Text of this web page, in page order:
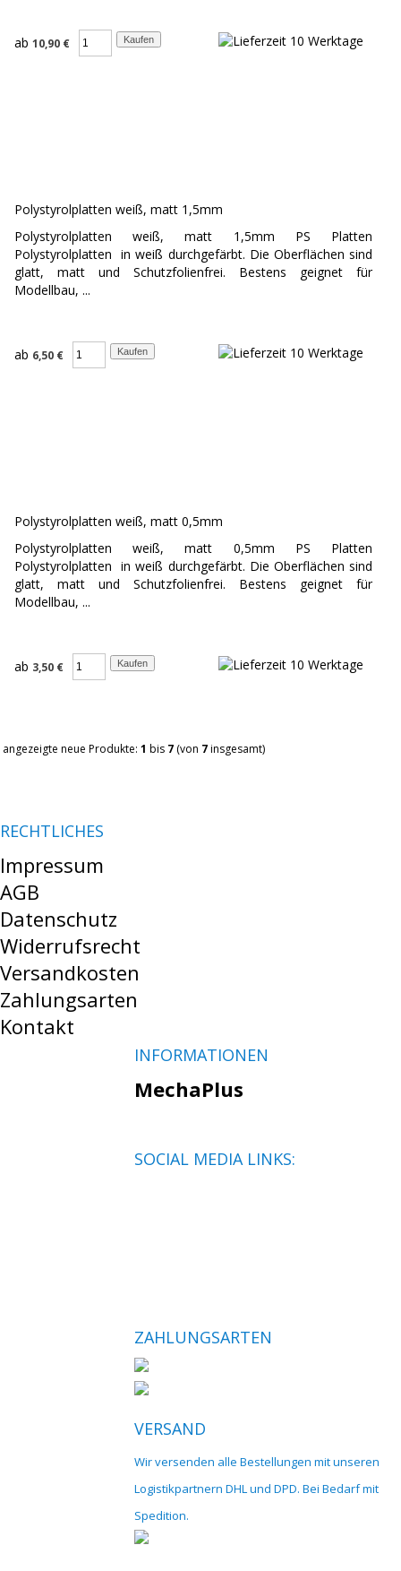
ab 10,90 €
Polystyrolplatten weiß, matt 1,5mm
Polystyrolplatten weiß, matt 1,5mm PS Platten
Polystyrolplatten in weiß durchgefärbt. Die Oberflächen sind
glatt, matt und Schutzfolienfrei. Bestens geignet für
Modellbau, ...
ab 6,50 €
Polystyrolplatten weiß, matt 0,5mm
Polystyrolplatten weiß, matt 0,5mm PS Platten
Polystyrolplatten in weiß durchgefärbt. Die Oberflächen sind
glatt, matt und Schutzfolienfrei. Bestens geignet für
Modellbau, ...
ab 3,50 €
angezeigte neue Produkte: 1 bis 7 (von 7insgesamt)
RECHTLICHES
Impressum
AGB
Datenschutz
Widerrufsrecht
Versandkosten
Zahlungsarten
Kontakt
INFORMATIONEN
MechaPlus
SOCIAL MEDIA LINKS:
ZAHLUNGSARTEN
VERSAND
Wir versenden alle Bestellungen mit unseren
Logistikpartnern DHL und DPD. Bei Bedarf mit
Spedition.